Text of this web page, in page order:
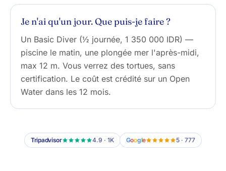
Je n'ai qu'un jour. Que puis-je faire ?
Un Basic Diver (½ journée, 1 350 000 IDR) —
piscine le matin, une plongée mer l'après-midi,
max 12 m. Vous verrez des tortues, sans
certification. Le coût est crédité sur un Open
Water dans les 12 mois.
Tripadvisor 4.9 · 1K Google 5 · 777